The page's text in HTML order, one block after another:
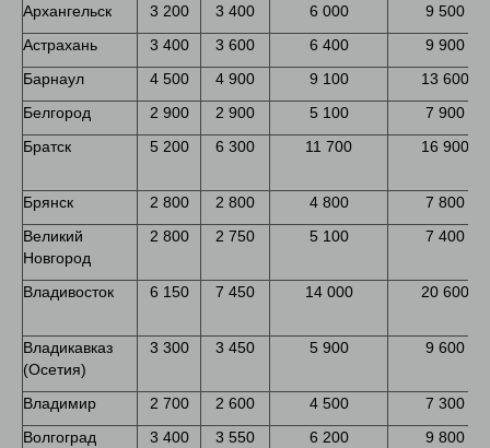
Архангельск
3 200 3 400 6 000
9 500
Астрахань
3 400 3 600 6 400
9 900
Барнаул
4 500 4 900 9 100
13 600
Белгород
2 900 2 900 5 100
7 900
Братск
5 200 6 300 11 700 16 900
Брянск 2 800 2 800 4 800
7 800
Великий
Новгород
2 800 2 750 5 100 7 400
Владивосток 6 150 7 450 14 000 20 600
Владикавказ
(Осетия)
3 300 3 450 5 900 9 600
Владимир 2 700 2 600 4 500
7 300
Волгоград
3 400 3 550 6 200
9 800